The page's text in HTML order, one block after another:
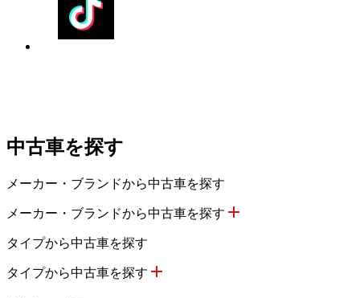
中古車を探す
メーカー・ブランドから中古車を探す
メーカー・ブランドから中古車を探す
タイプから中古車を探す
タイプから中古車を探す